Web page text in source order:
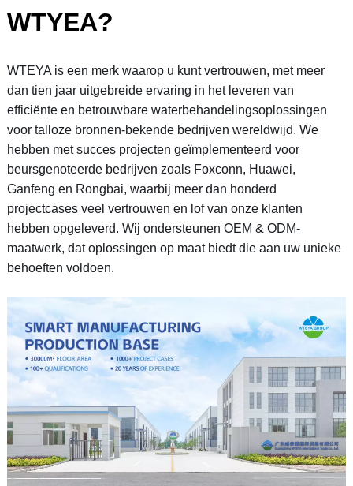
WTYEA?
WTEYA is een merk waarop u kunt vertrouwen, met meer
dan tien jaar uitgebreide ervaring in het leveren van
efficiënte en betrouwbare waterbehandelingsoplossingen
voor talloze bronnen-bekende bedrijven wereldwijd. We
hebben met succes projecten geïmplementeerd voor
beursgenoteerde bedrijven zoals Foxconn, Huawei,
Ganfeng en Rongbai, waarbij meer dan honderd
projectcases veel vertrouwen en lof van onze klanten
hebben opgeleverd. Wij ondersteunen OEM & ODM-
maatwerk, dat oplossingen op maat biedt die aan uw unieke
behoeften voldoen.